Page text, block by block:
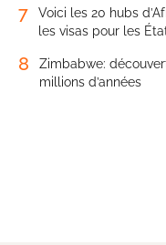
7
Voici les 20 hubs
les visas pour les
8
Zimbabwe:
millions d’années